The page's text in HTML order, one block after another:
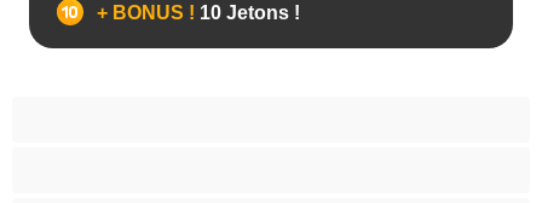
+ BONUS ! 10 Jetons !